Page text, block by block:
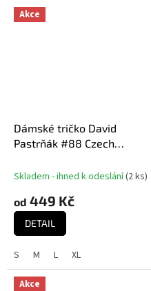
Akce
Dámské tričko David
Pastrňák #88 Czech
Red
Skladem - ihned k odeslání(2 ks)
od 449 Kč
DETAIL
S M L XL
Akce